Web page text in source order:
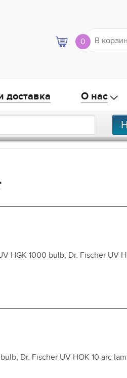
0 В
О нас
HGK 1000 bulb, Dr. Fischer UV
Dr. Fischer UV HOK 10 arc